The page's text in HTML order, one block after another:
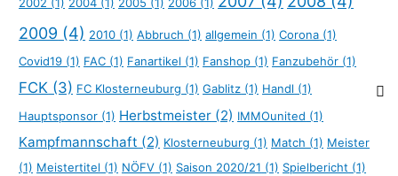
2002 (1) 2004 (1) 2005 (1) 2006 (1)
2009 (4) 2010 (1) Abbruch (1) allgemein (1) Corona (1)
Covid19 (1) FAC (1) Fanartikel (1) Fanshop (1) Fanzubehör (1)
FCK (3) FC Klosterneuburg (1) Gablitz (1) Handl (1)
Hauptsponsor (1) Herbstmeister (2) IMMOunited (1)
Kampfmannschaft (2) Klosterneuburg (1) Match (1) Meister
(1) Meistertitel (1) NÖFV (1) Saison 2020/21 (1) Spielbericht (1)